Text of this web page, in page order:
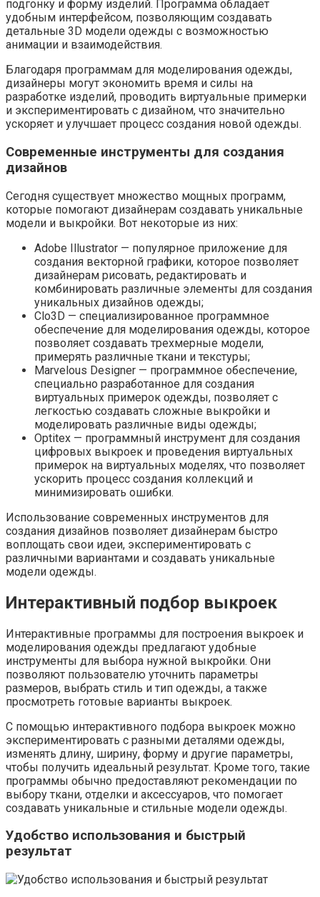
подгонку и форму изделий. Программа обладает
удобным интерфейсом, позволяющим создавать
детальные 3D модели одежды с возможностью
анимации и взаимодействия.
Благодаря программам для моделирования одежды,
дизайнеры могут экономить время и силы на
разработке изделий, проводить виртуальные примерки
и экспериментировать с дизайном, что значительно
ускоряет и улучшает процесс создания новой одежды.
Современные инструменты для создания
дизайнов
Сегодня существует множество мощных программ,
которые помогают дизайнерам создавать уникальные
модели и выкройки. Вот некоторые из них:
Adobe Illustrator — популярное приложение для
создания векторной графики, которое позволяет
дизайнерам рисовать, редактировать и
комбинировать различные элементы для создания
уникальных дизайнов одежды;
Clo3D — специализированное программное
обеспечение для моделирования одежды, которое
позволяет создавать трехмерные модели,
примерять различные ткани и текстуры;
Marvelous Designer — программное обеспечение,
специально разработанное для создания
виртуальных примерок одежды, позволяет с
легкостью создавать сложные выкройки и
моделировать различные виды одежды;
Optitex — программный инструмент для создания
цифровых выкроек и проведения виртуальных
примерок на виртуальных моделях, что позволяет
ускорить процесс создания коллекций и
минимизировать ошибки.
Использование современных инструментов для
создания дизайнов позволяет дизайнерам быстро
воплощать свои идеи, экспериментировать с
различными вариантами и создавать уникальные
модели одежды.
Интерактивный подбор выкроек
Интерактивные программы для построения выкроек и
моделирования одежды предлагают удобные
инструменты для выбора нужной выкройки. Они
позволяют пользователю уточнить параметры
размеров, выбрать стиль и тип одежды, а также
просмотреть готовые варианты выкроек.
С помощью интерактивного подбора выкроек можно
экспериментировать с разными деталями одежды,
изменять длину, ширину, форму и другие параметры,
чтобы получить идеальный результат. Кроме того, такие
программы обычно предоставляют рекомендации по
выбору ткани, отделки и аксессуаров, что помогает
создавать уникальные и стильные модели одежды.
Удобство использования и быстрый
результат